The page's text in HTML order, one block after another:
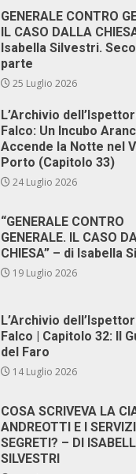
GENERALE CONTRO
IL CASO DALLA
Isabella Silvestri.
parte
25 Luglio 2026
L’Archivio
Falco: Un Incubo
Accende la Notte nel
Porto (Capitolo 33)
24 Luglio 2026
“GENERALE CONTRO
GENERALE. IL CASO
CHIESA” – di Isabella
19 Luglio 2026
L’Archivio
Falco | Capitolo 32: Il
del Faro
14 Luglio 2026
COSA SCRIVEVA LA
ANDREOTTI E I SERVIZI
SEGRETI? – DI
SILVESTRI